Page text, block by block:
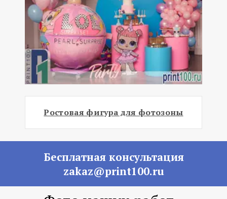
Ростовая фигура для фотозоны
Бесплатная консультация
zakaz@print100.ru